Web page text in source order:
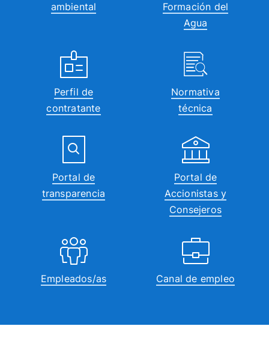
ambiental
Formación del
Agua
Perfil de
contratante
Normativa
técnica
Portal de
transparencia
Portal de
Accionistas y
Consejeros
Empleados/as Canal de empleo